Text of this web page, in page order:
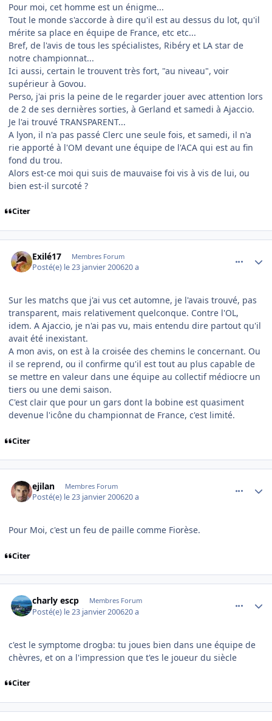
Pour moi, cet homme est un énigme...
Tout le monde s'accorde à dire qu'il est au dessus du lot, qu'il
mérite sa place en équipe de France, etc etc...
Bref, de l'avis de tous les spécialistes, Ribéry et LA star de
notre championnat...
Ici aussi, certain le trouvent très fort, "au niveau", voir
supérieur à Govou.
Perso, j'ai pris la peine de le regarder jouer avec attention lors
de 2 de ses dernières sorties, à Gerland et samedi à Ajaccio.
Je l'ai trouvé TRANSPARENT...
A lyon, il n'a pas passé Clerc une seule fois, et samedi, il n'a
rie apporté à l'OM devant une équipe de l'ACA qui est au fin
fond du trou.
Alors est-ce moi qui suis de mauvaise foi vis à vis de lui, ou
bien est-il surcoté ?
Citer
Exilé17 Membres Forum
Posté(e) le 23 janvier 200620 a
Sur les matchs que j'ai vus cet automne, je l'avais trouvé, pas
transparent, mais relativement quelconque. Contre l'OL,
idem. A Ajaccio, je n'ai pas vu, mais entendu dire partout qu'il
avait été inexistant.
A mon avis, on est à la croisée des chemins le concernant. Ou
il se reprend, ou il confirme qu'il est tout au plus capable de
se mettre en valeur dans une équipe au collectif médiocre un
tiers ou une demi saison.
C'est clair que pour un gars dont la bobine est quasiment
devenue l'icône du championnat de France, c'est limité.
Citer
ejilan Membres Forum
Posté(e) le 23 janvier 200620 a
Pour Moi, c'est un feu de paille comme Fiorèse.
Citer
charly escp Membres Forum
Posté(e) le 23 janvier 200620 a
c'est le symptome drogba: tu joues bien dans une équipe de
chèvres, et on a l'impression que t'es le joueur du siècle
Citer